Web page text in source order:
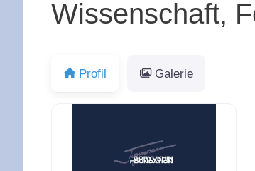
Wissenschaft,
Profil Galerie